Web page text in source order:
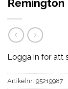
Logga in för att
Artikelnr: 95219987